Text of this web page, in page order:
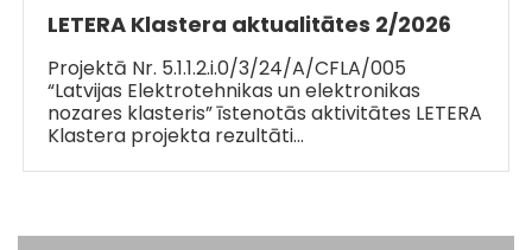
LETERA Klastera aktualitātes 2/2026
Projektā Nr. 5.1.1.2.i.0/3/24/A/CFLA/005
“Latvijas Elektrotehnikas un elektronikas
nozares klasteris” īstenotās aktivitātes LETERA
Klastera projekta rezultāti…